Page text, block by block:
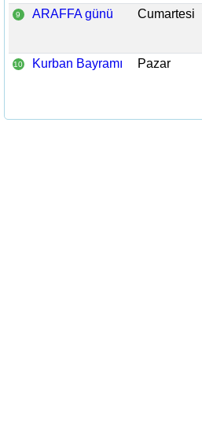
9 ARAFFA günü Cumartesi
10 Kurban Bayramı Pazar